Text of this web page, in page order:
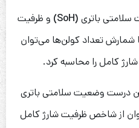
سلامتی باتری (SoH)
و ظرفیت
شمارش تعداد کولن‌ها می‌توان
کامل را محاسبه کرد.
درست وضعیت سلامتی باتری
از شاخص ظرفیت شارژ کامل